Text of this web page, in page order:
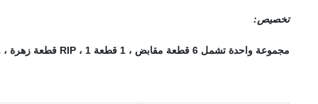
تخصيص:
مجموعة واحدة تشمل 6 قطعة مقابض ، 1 قطعة RIP ، 1 قطعة زهرة ، 1 قطعة صليب و 4 قطعة براغي و 4 أقواس.